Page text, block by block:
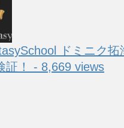
ドミニク拓
証！ - 8,669 views